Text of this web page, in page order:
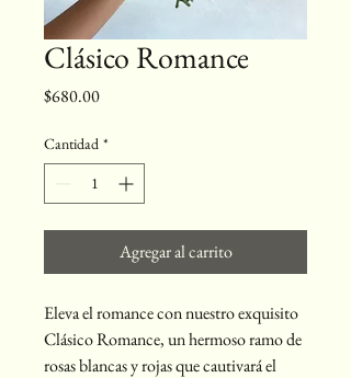
Clásico Romance
$680.00Precio
Cantidad *
Agregar al carrito
Eleva el romance con nuestro exquisito
Clásico Romance, un hermoso ramo de
rosas blancas y rojas que cautivará el